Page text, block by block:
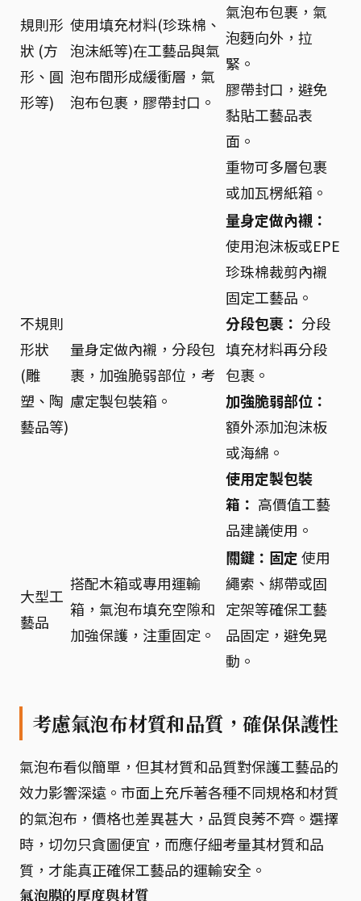
規則形
狀 (方
形、圓
形等)
使用填充材料(珍珠棉、
泡沫紙等)在工藝品與氣
泡布間形成緩衝層，氣
泡布包裹，膠帶封口。
氣泡布包裹，氣
泡麪向外，拉
緊。
膠帶封口，避免
黏貼工藝品表
面。
重物可多層包裹
或加瓦楞紙箱。
不規則
形狀
(雕
塑、陶
藝品等)
量身定做內襯，分段包
裹，加強脆弱部位，考
慮定製包裝箱。
量身定做內襯：
使用泡沫板或EPE
珍珠棉裁剪內襯
固定工藝品。
分段包裹： 分段
填充材料再分段
包裹。
加強脆弱部位：
額外添加泡沫板
或海綿。
使用定製包裝
箱： 高價值工藝
品建議使用。
大型工
藝品
搭配木箱或專用運輸
箱，氣泡布填充空隙和
加強保護，注重固定。
關鍵：固定使用
繩索、綁帶或固
定架等確保工藝
品固定，避免晃
動。
考慮氣泡布材質和品質，確保保護性
氣泡布看似簡單，但其材質和品質對保護工藝品的
效力影響深遠。市面上充斥著各種不同規格和材質
的氣泡布，價格也差異甚大，品質良莠不齊。選擇
時，切勿只貪圖便宜，而應仔細考量其材質和品
質，才能真正確保工藝品的運輸安全。
氣泡膜的厚度與材質